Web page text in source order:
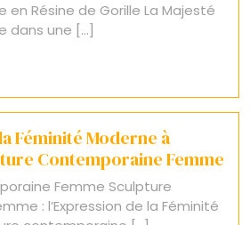
en Résine de Gorille La Majesté
dans une [...]
Féminité Moderne à
Contemporaine Femme
Femme Sculpture
: l’Expression de la Féminité